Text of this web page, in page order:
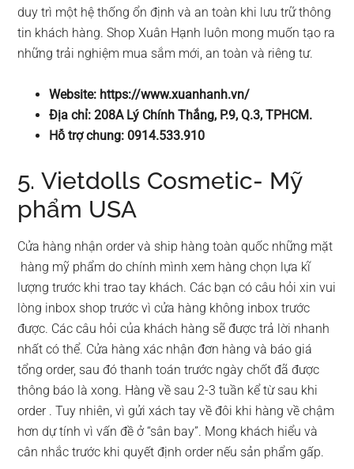
duy trì một hệ thống ổn định và an toàn khi lưu trữ thông
tin khách hàng. Shop Xuân Hạnh luôn mong muốn tạo ra
những trải nghiệm mua sắm mới, an toàn và riêng tư.
Website: https://www.xuanhanh.vn/
Địa chỉ: 208A Lý Chính Thắng, P.9, Q.3, TPHCM.
Hỗ trợ chung: 0914.533.910
5. Vietdolls Cosmetic- Mỹ
phẩm USA
Cửa hàng nhận order và ship hàng toàn quốc những mặt
hàng mỹ phẩm do chính mình xem hàng chọn lựa kĩ
lượng trước khi trao tay khách. Các bạn có câu hỏi xin vui
lòng inbox shop trước vì cửa hàng không inbox trước
được. Các câu hỏi của khách hàng sẽ được trả lời nhanh
nhất có thể. Cửa hàng xác nhận đơn hàng và báo giá
tổng order, sau đó thanh toán trước ngày chốt đã được
thông báo là xong. Hàng về sau 2-3 tuần kể từ sau khi
order . Tuy nhiên, vì gửi xách tay về đôi khi hàng về chậm
hơn dự tính vì vấn đề ở “sân bay”. Mong khách hiểu và
cân nhắc trước khi quyết định order nếu sản phẩm gấp.